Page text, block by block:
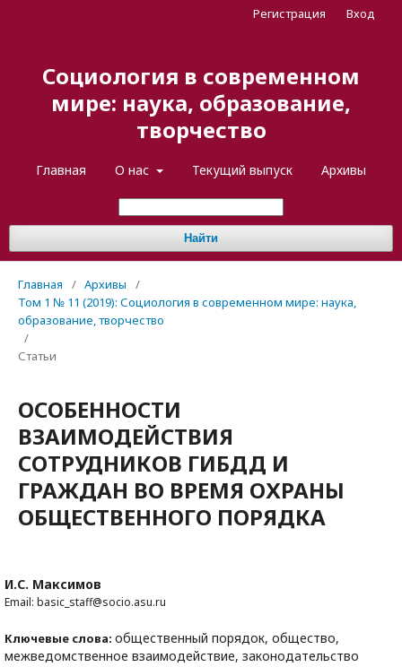
Социология в современном
мире: наука, образование,
творчество
Главная О нас Текущий выпуск Архивы
Найти
Регистрация Вход
Главная / Архивы
/
Том 1 № 11 (2019): Социология в современном мире: наука,
образование, творчество
/
Статьи
ОСОБЕННОСТИ
ВЗАИМОДЕЙСТВИЯ
СОТРУДНИКОВ ГИБДД И
ГРАЖДАН ВО ВРЕМЯ ОХРАНЫ
ОБЩЕСТВЕННОГО ПОРЯДКА
И.С. Максимов
Email: basic_staff@socio.asu.ru
Ключевые слова: общественный порядок, общество,
межведомственное взаимодействие, законодательство